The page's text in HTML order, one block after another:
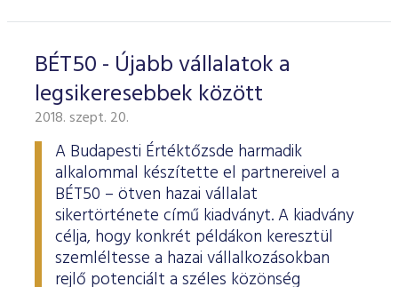
BÉT50 - Újabb vállalatok a
legsikeresebbek között
2018. szept. 20.
A Budapesti Értéktőzsde harmadik
alkalommal készítette el partnereivel a
BÉT50 – ötven hazai vállalat
sikertörténete című kiadványt. A kiadvány
célja, hogy konkrét példákon keresztül
szemléltesse a hazai vállalkozásokban
rejlő potenciált a széles közönség